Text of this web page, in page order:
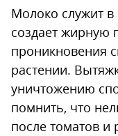
Молоко служит в
создает жирную
проникновения
растении.
уничтожению
помнить, что
после томатов и